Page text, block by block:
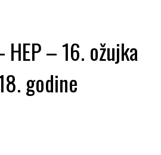
– 16. ožujka
godine